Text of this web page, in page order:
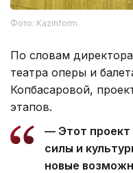
Фото: Kazinform
По словам
театра оперы и
Копбасаровой,
этапов.
— Этот проект
силы и
новые